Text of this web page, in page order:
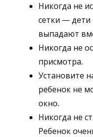
Никогда не
сетки — дети
выпадают
Никогда не
присмотра.
Установите
ребенок не
окно.
Никогда не
Ребенок